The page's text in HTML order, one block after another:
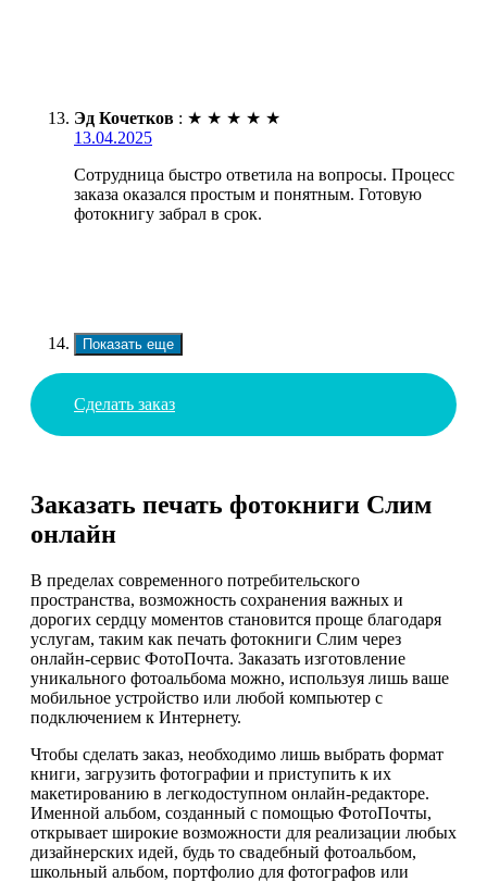
Эд Кочетков : ★ ★ ★ ★ ★
13.04.2025
Сотрудница быстро ответила на вопросы. Процесс
заказа оказался простым и понятным. Готовую
фотокнигу забрал в срок.
Показать еще
Сделать заказ
Заказать печать фотокниги Слим
онлайн
В пределах современного потребительского
пространства, возможность сохранения важных и
дорогих сердцу моментов становится проще благодаря
услугам, таким как печать фотокниги Слим через
онлайн-сервис ФотоПочта. Заказать изготовление
уникального фотоальбома можно, используя лишь ваше
мобильное устройство или любой компьютер с
подключением к Интернету.
Чтобы сделать заказ, необходимо лишь выбрать формат
книги, загрузить фотографии и приступить к их
макетированию в легкодоступном онлайн-редакторе.
Именной альбом, созданный с помощью ФотоПочты,
открывает широкие возможности для реализации любых
дизайнерских идей, будь то свадебный фотоальбом,
школьный альбом, портфолио для фотографов или